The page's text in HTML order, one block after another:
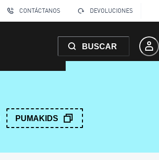
CONTÁCTANOS DEVOLUCIONES
BUSCAR
PUMAKIDS